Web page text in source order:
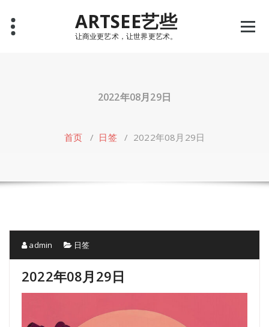
content
ARTSEE艺些
让商业更艺术，让世界更艺术。
2022年08月29日
首页 / 日签/ 2022年08月29日
admin 日签
2022年08月29日